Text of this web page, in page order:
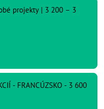
projekty | 3 200 – 3
- FRANCÚZSKO - 3 600